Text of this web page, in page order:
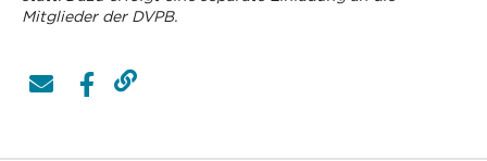
Mitglieder der DVPB.